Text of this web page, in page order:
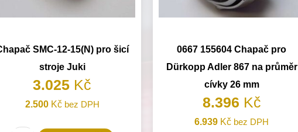
SMC-12-15(N) pro šicí
stroje Juki
3.025 Kč
2.500 Kčbez DPH
0667 155604 Chapač pro
Dürkopp Adler 867 na průměr
cívky 26 mm
8.396 Kč
6.939 Kč bez DPH